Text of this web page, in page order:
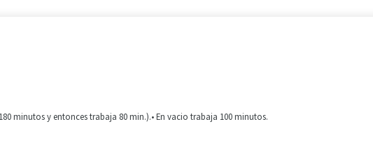
minutos y entonces trabaja 80 min.).• En vacio trabaja 100 minutos.